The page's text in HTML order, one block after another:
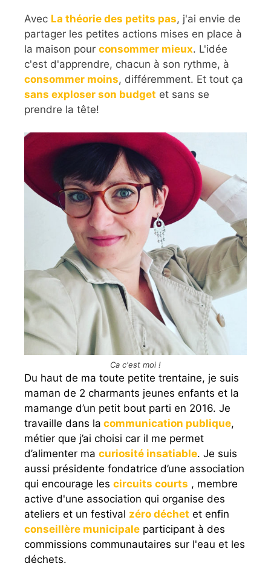
Avec La théorie des petits pas, j'ai envie de
partager les petites actions mises en place à
la maison pour consommer mieux. L'idée
c'est d'apprendre, chacun à son rythme, à
consommer moins, différemment. Et tout ça
sans exploser son budget et sans se
prendre la tête!
Ca c'est moi !
Du haut de ma toute petite trentaine, je suis
maman de 2 charmants jeunes enfants et la
mamange d’un petit bout parti en 2016. Je
travaille dans la communication publique,
métier que j’ai choisi car il me permet
d’alimenter ma curiosité insatiable. Je suis
aussi présidente fondatrice d’une association
qui encourage les circuits courts , membre
active d'une association qui organise des
ateliers et un festival zéro déchet et enfin
conseillère municipale participant à des
commissions communautaires sur l'eau et les
déchets.